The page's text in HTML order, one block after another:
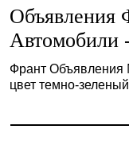
Объявления
Автомобили
Франт Объявления
цвет темно-